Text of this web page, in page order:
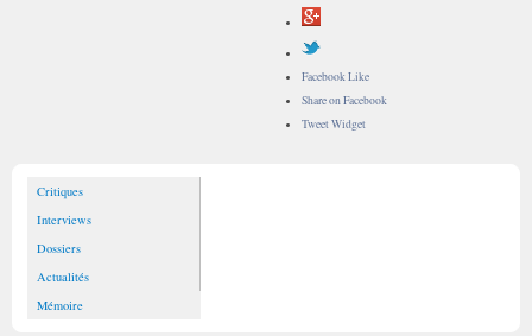
Facebook Like
Share on Facebook
Tweet Widget
Critiques
Interviews
Dossiers
Actualités
Mémoire